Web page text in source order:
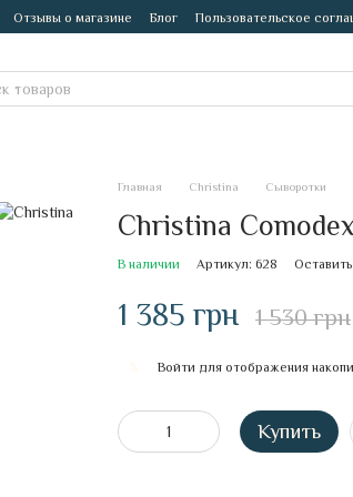
Отзывы о магазине Блог Пользовательское
Главная Christina Сыворотки
Christina
В наличии Артикул: 628
1 385 грн 1 530 грн
Войти для отображения
Купить